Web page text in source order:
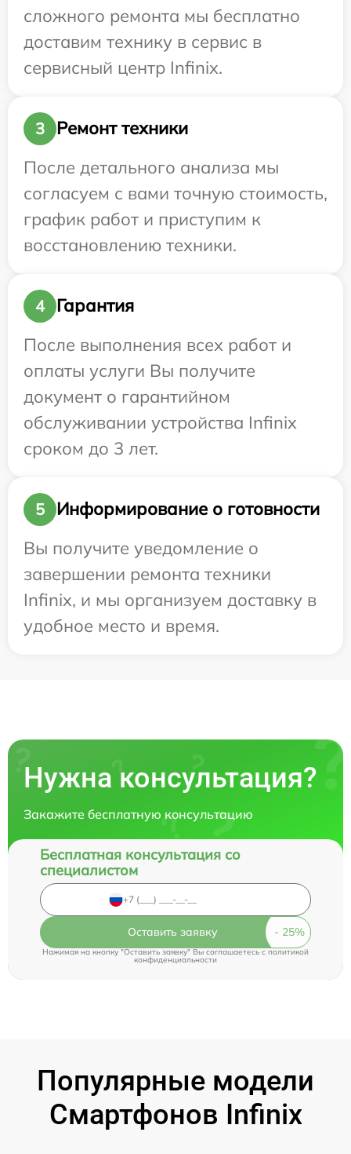
сложного ремонта мы бесплатно
доставим технику в сервис в
сервисный центр Infinix.
3
Ремонт техники
После детального анализа мы
согласуем с вами точную стоимость,
график работ и приступим к
восстановлению техники.
4
Гарантия
После выполнения всех работ и
оплаты услуги Вы получите
документ о гарантийном
обслуживании устройства Infinix
сроком до 3 лет.
5
Информирование о готовности
Вы получите уведомление о
завершении ремонта техники
Infinix, и мы организуем доставку в
удобное место и время.
Нужна консультация?
Закажите бесплатную консультацию
Бесплатная консультация со
специалистом
Оставить заявку
Нажимая на кнопку "Оставить заявку" Вы соглашаетесь cполитикой
конфиденциальности
Популярные модели
Смартфонов Infinix